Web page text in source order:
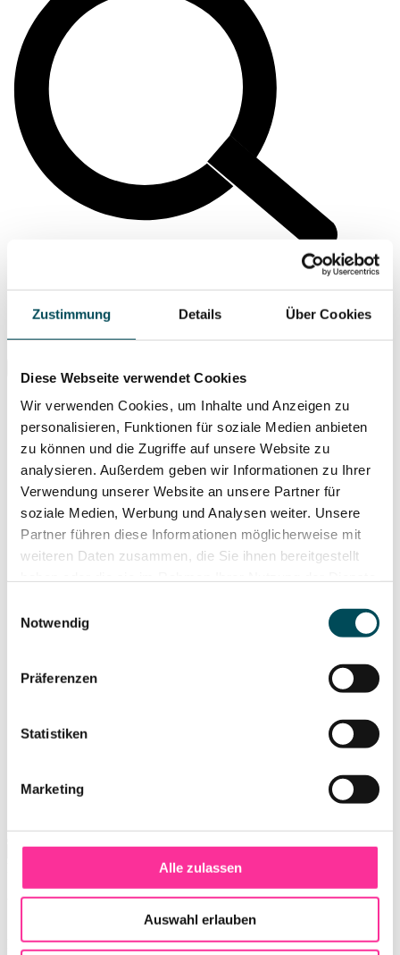
Zustimmung Details Über Cookies
Diese Webseite verwendet Cookies
Wir verwenden Cookies, um Inhalte und Anzeigen zu
personalisieren, Funktionen für soziale Medien anbieten
zu können und die Zugriffe auf unsere Website zu
analysieren. Außerdem geben wir Informationen zu Ihrer
Verwendung unserer Website an unsere Partner für
soziale Medien, Werbung und Analysen weiter. Unsere
Partner führen diese Informationen möglicherweise mit
weiteren Daten zusammen, die Sie ihnen bereitgestellt
Sie in unserer
Notwendig
Präferenzen
Statistiken
Marketing
Alle zulassen
Auswahl erlauben
Ulrich Tukur 5.12.24
Nachfolgend finden Sie Presseinformationen und hochauflösendes